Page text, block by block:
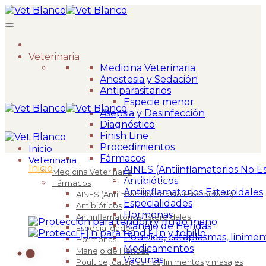
Veterinaria
Medicina Veterinaria
Anestesia y Sedación
Antiparasitarios
Especie menor
Asepsia y Desinfección
Diagnóstico
Finish Line
Procedimientos
Fármacos
AINES (Antiinflamatorios No
Antibióticos
Antiinflamatorios Esteroidales
Especialidades
Hormonas
Manejo de Heridas
Poultice, cataplasmas,
Medicamentos
Vacunas
Inicio
Veterinaria
Medicina Veterinaria
Fármacos
AINES (Antiinflamatorios No Esteroidales)
Antibióticos
Antiinflamatorios Esteroidales
Especialidades
Hormonas
Manejo de Heridas
Poultice, cataplasmas, linimentos y masajes
Inicio>
Protección para tendón y nudo mano